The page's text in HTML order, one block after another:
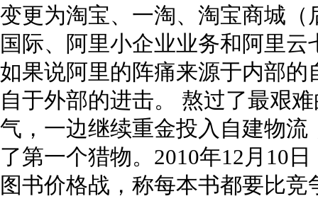
变更为淘宝、一淘、淘宝商城
国际、阿里小企业业务和阿里
如果说阿里的阵痛来源于内部
自于外部的进击。 熬过了最艰
气，一边继续重金投入自建物
了第一个猎物。2010年12月10
图书价格战，称每本书都要比